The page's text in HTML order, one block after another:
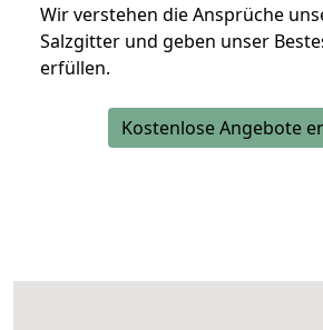
Wir verstehen die Ansprüche
Salzgitter und geben unser
erfüllen.
Kostenlose Angebote